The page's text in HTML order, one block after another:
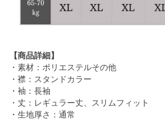
【商品詳細】
・素材：ポリエステルその他
・襟：スタンドカラー
・袖：長袖
・丈：レギュラー丈、スリムフィット
・生地厚さ：通常